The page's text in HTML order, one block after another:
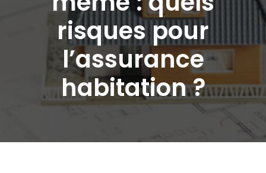
risques pour
l’assurance
habitation ?